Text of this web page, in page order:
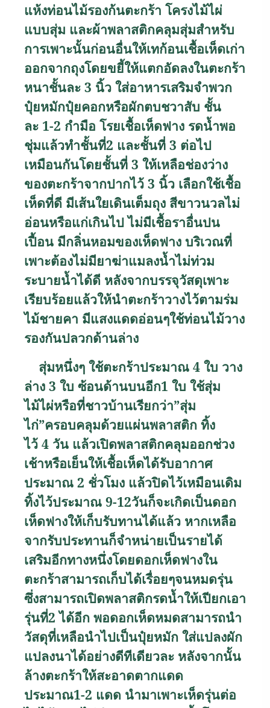
แห้งท่อนไม้รองก้นตะกร้า โครงไม้ไผ่
แบบสุ่ม และผ้าพลาสติกคลุมสุ่มสำหรับ
การเพาะนั้นก่อนอื่นให้เทก้อนเชื้อเห็ดเก่า
ออกจากถุงโดยขยี้ให้แตกอัดลงในตะกร้า
หนาชั้นละ 3 นิ้ว ใส่อาหารเสริมจำพวก
ปุ๋ยหมักปุ๋ยคอกหรือผักตบชวาสับ ชั้น
ละ 1-2 กำมือ โรยเชื้อเห็ดฟาง รดน้ำพอ
ชุ่มแล้วทำชั้นที่2 และชั้นที่ 3 ต่อไป
เหมือนกันโดยชั้นที่ 3 ให้เหลือช่องว่าง
ของตะกร้าจากปากไว้ 3 นิ้ว เลือกใช้เชื้อ
เห็ดที่ดี มีเส้นใยเดินเต็มถุง สีขาวนวลไม่
อ่อนหรือแก่เกินไป ไม่มีเชื้อราอื่นปน
เปื้อน มีกลิ่นหอมของเห็ดฟาง บริเวณที่
เพาะต้องไม่มียาฆ่าแมลงน้ำไม่ท่วม
ระบายน้ำได้ดี หลังจากบรรจุวัสดุเพาะ
เรียบร้อยแล้วให้นำตะกร้าวางไว้ตามร่ม
ไม้ชายคา มีแสงแดดอ่อนๆใช้ท่อนไม้วาง
รองกันปลวกด้านล่าง
สุ่มหนึ่งๆ ใช้ตะกร้าประมาณ 4 ใบ วาง
ล่าง 3 ใบ ซ้อนด้านบนอีก1 ใบ ใช้สุ่ม
ไม้ไผ่หรือที่ชาวบ้านเรียกว่า”สุ่ม
ไก่”ครอบคลุมด้วยแผ่นพลาสติก ทิ้ง
ไว้ 4 วัน แล้วเปิดพลาสติกคลุมออกช่วง
เช้าหรือเย็นให้เชื้อเห็ดได้รับอากาศ
ประมาณ 2 ชั่วโมง แล้วปิดไว้เหมือนเดิม
ทิ้งไว้ประมาณ 9-12วันก็จะเกิดเป็นดอก
เห็ดฟางให้เก็บรับทานได้แล้ว หากเหลือ
จากรับประทานก็จำหน่ายเป็นรายได้
เสริมอีกทางหนึ่งโดยดอกเห็ดฟางใน
ตะกร้าสามารถเก็บได้เรื่อยๆจนหมดรุ่น
ซึ่งสามารถเปิดพลาสติกรดน้ำให้เปียกเอา
รุ่นที่2ได้อีก พอดอกเห็ดหมดสามารถนำ
วัสดุที่เหลือนำไปเป็นปุ๋ยหมัก ใส่แปลงผัก
แปลงนาได้อย่างดีทีเดียวละ หลังจากนั้น
ล้างตะกร้าให้สะอาดตากแดด
ประมาณ1-2 แดด นำมาเพาะเห็ดรุ่นต่อ